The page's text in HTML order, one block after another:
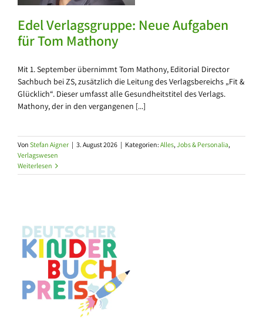
Edel Verlagsgruppe: Neue Aufgaben
für Tom Mathony
Mit 1. September übernimmt Tom Mathony, Editorial Director
Sachbuch bei ZS, zusätzlich die Leitung des Verlagsbereichs „Fit &
Glücklich“. Dieser umfasst alle Gesundheitstitel des Verlags.
Mathony, der in den vergangenen [...]
Von Stefan Aigner | 3. August 2026 | Kategorien: Alles,Jobs & Personalia,
Verlagswesen
Weiterlesen